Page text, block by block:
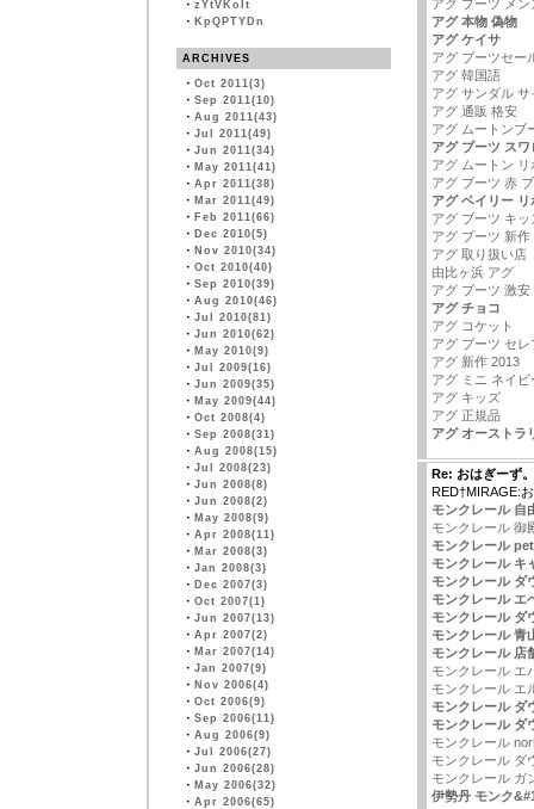
・ zYtVKoIt
・ KpQPTYDn
ARCHIVES
・ Oct 2011(3)
・ Sep 2011(10)
・ Aug 2011(43)
・ Jul 2011(49)
・ Jun 2011(34)
・ May 2011(41)
・ Apr 2011(38)
・ Mar 2011(49)
・ Feb 2011(66)
・ Dec 2010(5)
・ Nov 2010(34)
・ Oct 2010(40)
・ Sep 2010(39)
・ Aug 2010(46)
・ Jul 2010(81)
・ Jun 2010(62)
・ May 2010(9)
・ Jul 2009(16)
・ Jun 2009(35)
・ May 2009(44)
・ Oct 2008(4)
・ Sep 2008(31)
・ Aug 2008(15)
・ Jul 2008(23)
・ Jun 2008(8)
・ Jun 2008(2)
・ May 2008(9)
・ Apr 2008(11)
・ Mar 2008(3)
・ Jan 2008(3)
・ Dec 2007(3)
・ Oct 2007(1)
・ Jun 2007(13)
・ Apr 2007(2)
・ Mar 2007(14)
・ Jan 2007(9)
・ Nov 2006(4)
・ Oct 2006(9)
・ Sep 2006(11)
・ Aug 2006(9)
・ Jul 2006(27)
・ Jun 2006(28)
・ May 2006(32)
・ Apr 2006(65)
アグ ブーツ メン
アグ 本物 偽物
アグ ケイサ
アグ ブーツセー
アグ 韓国語
アグ サンダル サ
アグ 通販 格安
アグ ムートンブ
アグ ブーツ ス
アグ ムートン リ
アグ ブーツ 赤 ブ
アグ ベイリー リ
アグ ブーツ キッ
アグ ブーツ 新作
アグ 取り扱い店
由比ヶ浜 アグ
アグ ブーツ 激安
アグ チョコ
アグ コケット
アグ ブーツ セレ
アグ 新作 2013
アグ ミニ ネイビ
アグ キッズ
アグ 正規品
アグ オーストラ
Re: おはぎーず。
RED†MIRAGE:
モンクレール 自
モンクレール 御
モンクレール
モンクレール キ
モンクレール ダ
モンクレール エ
モンクレール ダ
モンクレール 青
モンクレール 店
モンクレール エ
モンクレール エ
モンクレール ダ
モンクレール ダ
モンクレール
モンクレール ダ
モンクレール ガ
伊勢丹 モンク